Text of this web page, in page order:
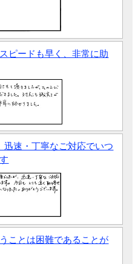
ピードも早く、非常に助
迅速・丁寧なご対応でいつ
ことは困難であることが